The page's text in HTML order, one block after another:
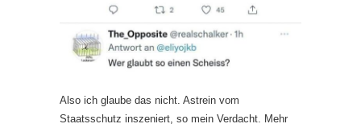
Also ich glaube das nicht. Astrein vom
Staatsschutz inszeniert, so mein Verdacht. Mehr